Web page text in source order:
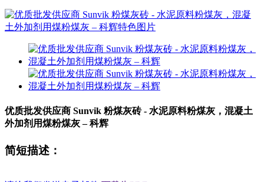
优质批发供应商 Sunvik 粉煤灰砖 - 水泥原料粉煤灰，混凝土
外加剂用煤粉煤灰 – 科辉
简短描述：